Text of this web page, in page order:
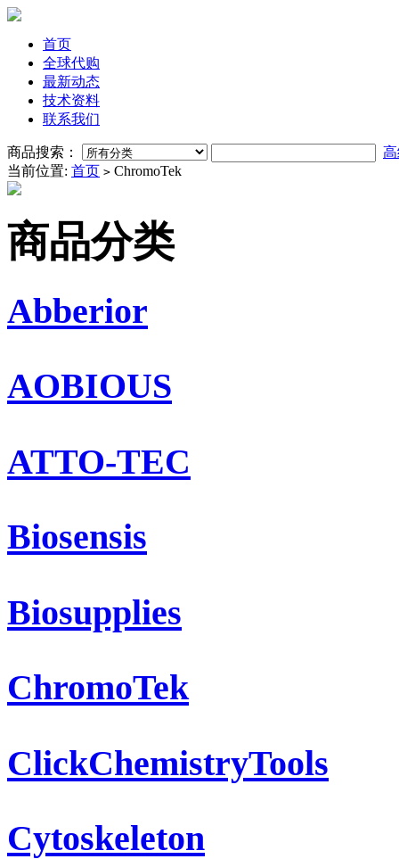
首页
全球代购
最新动态
技术资料
联系我们
商品搜索：
当前位置: 首页 > ChromoTek
商品分类
Abberior
AOBIOUS
ATTO-TEC
Biosensis
Biosupplies
ChromoTek
ClickChemistryTools
Cytoskeleton